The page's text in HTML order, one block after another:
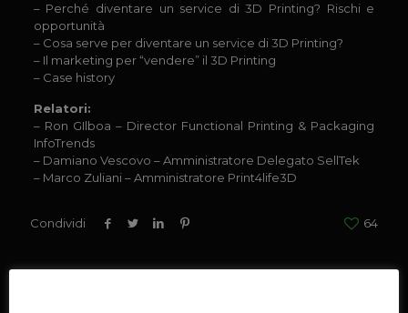
– Perché diventare un service di 3D Printing? Rischi e
opportunità
– Cosa serve per diventare un service di 3D Printing?
– Il marketing per “vendere” il 3D Printing
– Case history
Relatori:
– Ron GIlboa – Director Functional Printing & Packaging
InfoTrends
– Damiano Vescovo – Amministratore Delegato SellTek
– Marco Zuliani – Amministratore Print4life3D
Condividi 64